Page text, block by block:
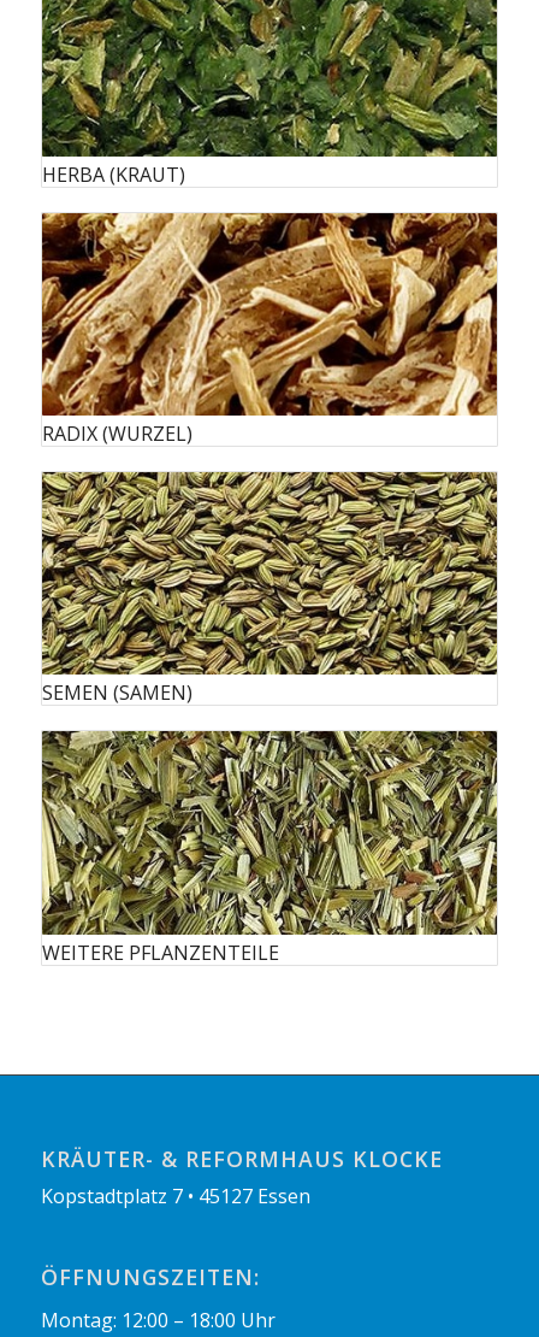
HERBA (KRAUT)
RADIX (WURZEL)
SEMEN (SAMEN)
WEITERE PFLANZENTEILE
KRÄUTER- & REFORMHAUS KLOCKE
Kopstadtplatz 7 • 45127 Essen
ÖFFNUNGSZEITEN:
Montag: 12:00 – 18:00 Uhr